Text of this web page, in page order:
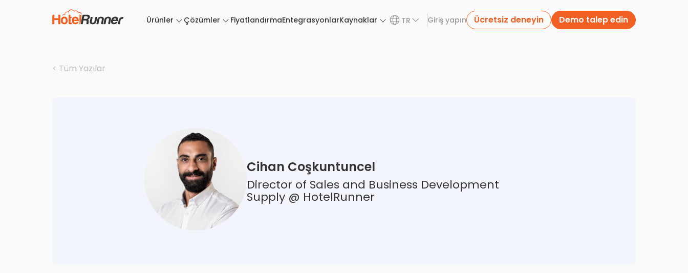
Ürünler Çözümler FiyatlandırmaEntegrasyonlarKaynaklar TR Giriş yapın Ücretsiz deneyin Demo talep edin
< Tüm Yazılar
Cihan Coşkuntuncel
Director of Sales and Business Development
Supply @ HotelRunner